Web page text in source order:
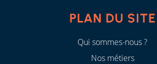
PLAN DU SITE
Qui sommes-nous ?
Nos métiers